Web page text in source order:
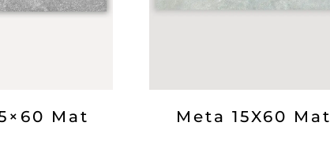
Mat Meta 15X60 Mat